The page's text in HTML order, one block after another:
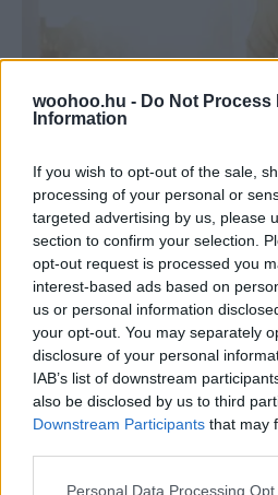
woohoo.hu - Do Not Process
Information
If you wish to opt-out of the sale,
processing of your personal or
targeted advertising by us, please
section to confirm your selection.
opt-out request is processed you
interest-based ads based on
us or personal information
your opt-out. You may separately
disclosure of your personal
IAB’s list of downstream
also be disclosed by us to third
Downstream Participants that may
Please note that this website/app
Personal Data Processing
Emma -
A fun faktor nyomában:
mi okoz
A valódi öröm nem mindig
megtervezett. Néha egy
hobbi vagy egy jó nevetés